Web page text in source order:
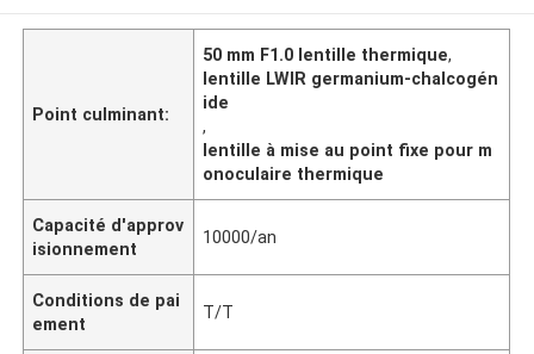
Point culminant:
50 mm F1.0 lentille thermique,
lentille LWIR germanium-chalcogén
ide
,
lentille à mise au point fixe pour m
onoculaire thermique
Capacité d'approv
isionnement
10000/an
Conditions de pai
ement
T/T